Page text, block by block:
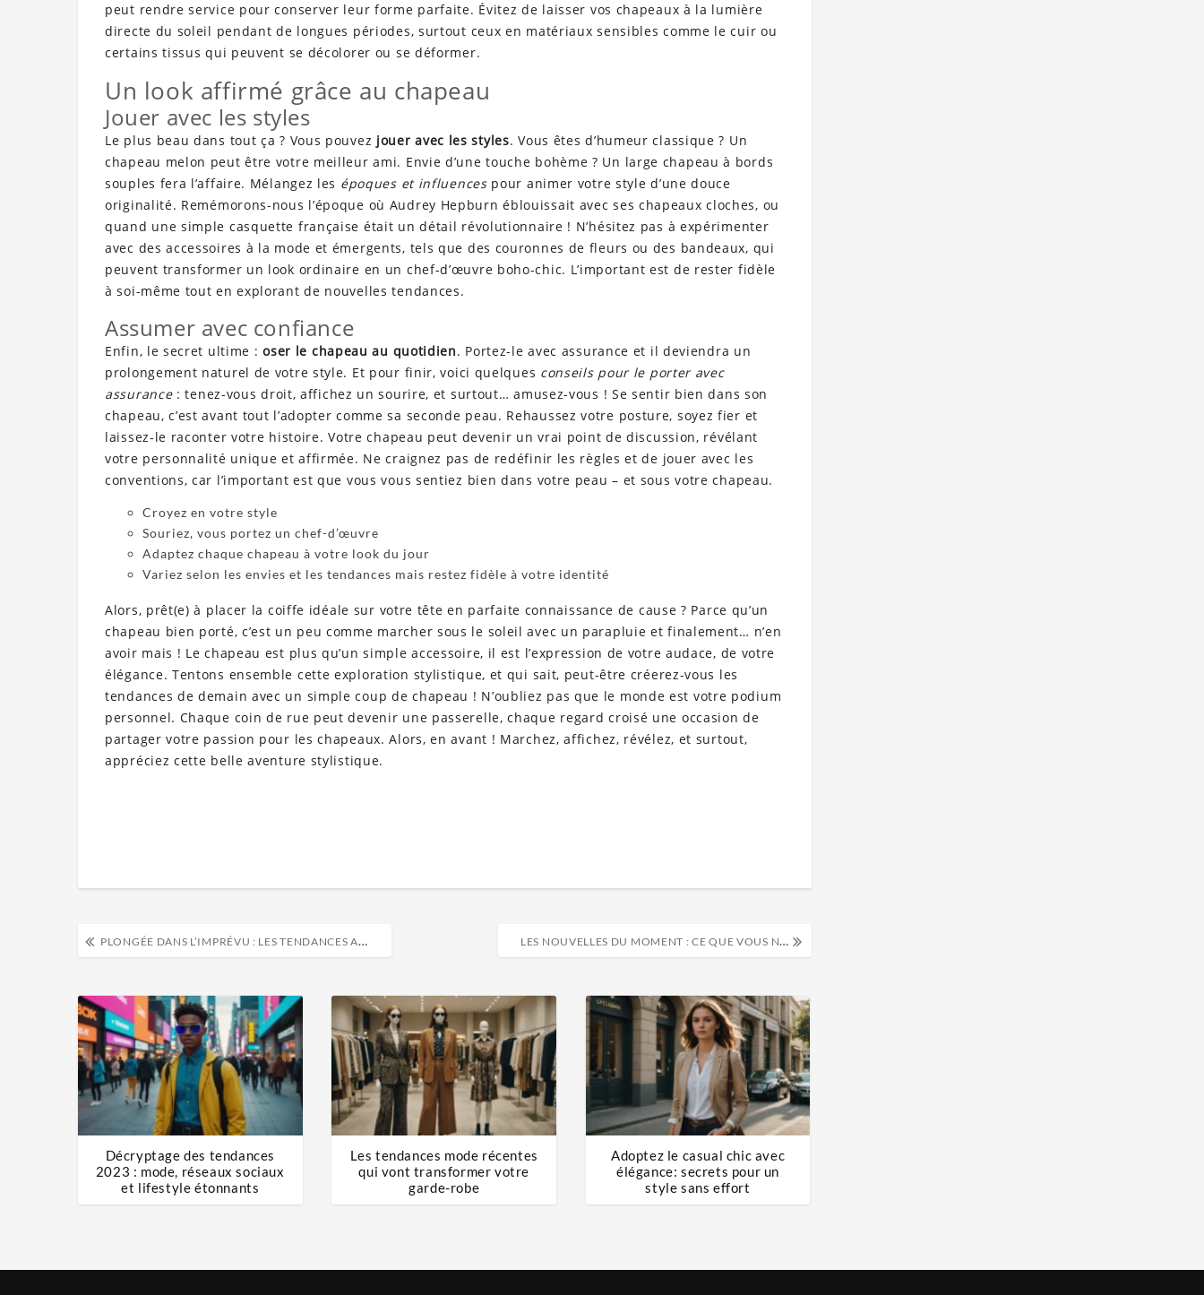
peut rendre service pour conserver leur forme parfaite. Évitez de laisser vos chapeaux à la lumière
directe du soleil pendant de longues périodes, surtout ceux en matériaux sensibles comme le cuir ou
certains tissus qui peuvent se décolorer ou se déformer.
Un look affirmé grâce au chapeau
Jouer avec les styles
Le plus beau dans tout ça ? Vous pouvez jouer avec les styles. Vous êtes d’humeur classique ? Un
chapeau melon peut être votre meilleur ami. Envie d’une touche bohème ? Un large chapeau à bords
souples fera l’affaire. Mélangez les époques et influencespour animer votre style d’une douce
originalité. Remémorons-nous l’époque où Audrey Hepburn éblouissait avec ses chapeaux cloches, ou
quand une simple casquette française était un détail révolutionnaire ! N’hésitez pas à expérimenter
avec des accessoires à la mode et émergents, tels que des couronnes de fleurs ou des bandeaux, qui
peuvent transformer un look ordinaire en un chef-d’œuvre boho-chic. L’important est de rester fidèle
à soi-même tout en explorant de nouvelles tendances.
Assumer avec confiance
Enfin, le secret ultime :oser le chapeau au quotidien. Portez-le avec assurance et il deviendra un
prolongement naturel de votre style. Et pour finir, voici quelques conseils pour le porter avec
assurance: tenez-vous droit, affichez un sourire, et surtout… amusez-vous ! Se sentir bien dans son
chapeau, c’est avant tout l’adopter comme sa seconde peau. Rehaussez votre posture, soyez fier et
laissez-le raconter votre histoire. Votre chapeau peut devenir un vrai point de discussion, révélant
votre personnalité unique et affirmée. Ne craignez pas de redéfinir les règles et de jouer avec les
conventions, car l’important est que vous vous sentiez bien dans votre peau – et sous votre chapeau.
Croyez en votre style
Souriez, vous portez un chef-d’œuvre
Adaptez chaque chapeau à votre look du jour
Variez selon les envies et les tendances mais restez fidèle à votre identité
Alors, prêt(e) à placer la coiffe idéale sur votre tête en parfaite connaissance de cause ? Parce qu’un
chapeau bien porté, c’est un peu comme marcher sous le soleil avec un parapluie et finalement… n’en
avoir mais ! Le chapeau est plus qu’un simple accessoire, il est l’expression de votre audace, de votre
élégance. Tentons ensemble cette exploration stylistique, et qui sait, peut-être créerez-vous les
tendances de demain avec un simple coup de chapeau ! N’oubliez pas que le monde est votre podium
personnel. Chaque coin de rue peut devenir une passerelle, chaque regard croisé une occasion de
partager votre passion pour les chapeaux. Alors, en avant ! Marchez, affichez, révélez, et surtout,
appréciez cette belle aventure stylistique.
PLONGÉE DANS L’IMPRÉVU : LES TENDANCES ACTUELLES QUI BOUSCULENT LE QUOTIDIEN LES NOUVELLES DU MOMENT : CE QUE VOUS NE SAVIEZ PAS SUR VOTRE QUOTIDIEN !
Décryptage des tendances
2023 : mode, réseaux sociaux
et lifestyle étonnants
Les tendances mode récentes
qui vont transformer votre
garde-robe
Adoptez le casual chic avec
élégance: secrets pour un
style sans effort